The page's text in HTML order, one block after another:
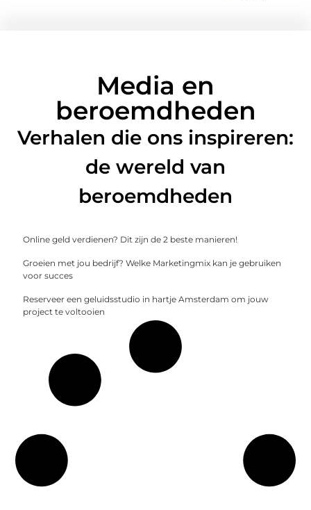
Media en
beroemdheden
Verhalen die ons inspireren:
de wereld van
beroemdheden
Online geld verdienen? Dit zijn de 2 beste manieren!
Groeien met jou bedrijf? Welke Marketingmix kan je gebruiken
voor succes
Reserveer een geluidsstudio in hartje Amsterdam om jouw
project te voltooien